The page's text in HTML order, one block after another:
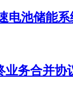
电池储能
业务合并协